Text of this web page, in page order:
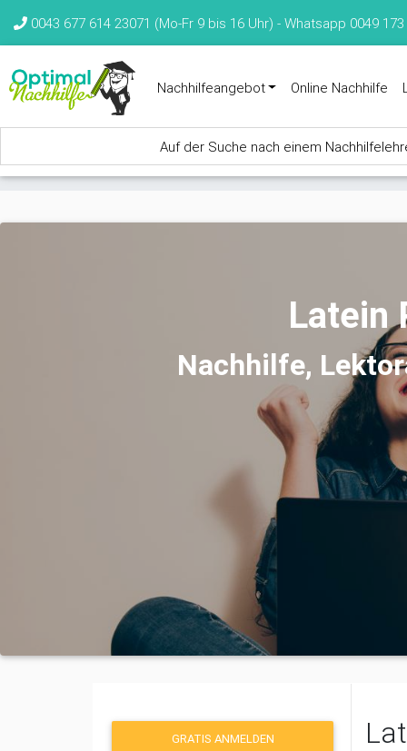
0043 677 614 23071 (Mo-Fr 9 bis 16 Uhr) - Whatsapp 0049
Nachhilfeangebot Online Nachhilfe
Auf der Suche nach einem
Latein
Nachhilfe,
GRATIS ANMELDEN